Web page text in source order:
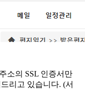
소의 SSL 인증서만
리고 있습니다. (서